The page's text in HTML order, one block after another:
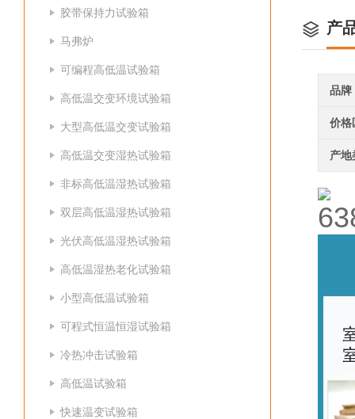
胶带保持力试验箱
马弗炉
可编程高低温试验箱
高低温交变环境试验箱
大型高低温交变试验箱
高低温交变湿热试验箱
非标高低温湿热试验箱
双层高低温湿热试验箱
光伏高低温湿热试验箱
高低温湿热老化试验箱
小型高低温试验箱
可程式恒温恒湿试验箱
冷热冲击试验箱
高低温试验箱
快速温变试验箱
产
品牌
价格
产地